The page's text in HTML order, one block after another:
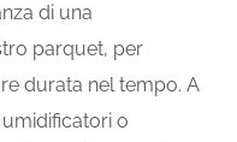
di una
parquet, per
durata nel tempo. A
o